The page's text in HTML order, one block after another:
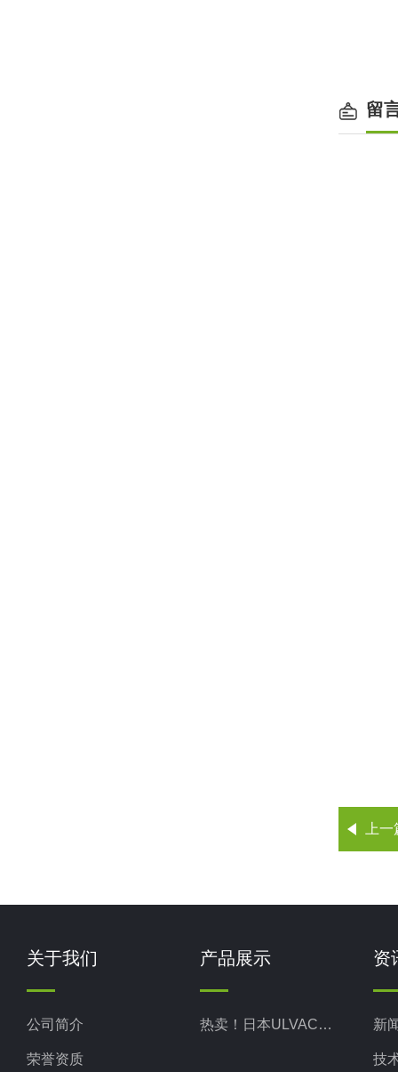
留
上
关于我们
公司简介
荣誉资质
产品展示
热卖！日本ULVAC爱发科
资
新
技